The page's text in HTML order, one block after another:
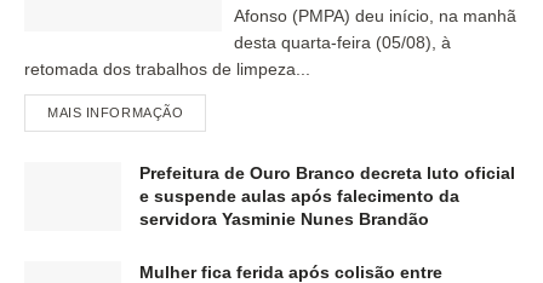
Afonso (PMPA) deu início, na manhã
desta quarta-feira (05/08), à
retomada dos trabalhos de limpeza...
MAIS INFORMAÇÃO
Prefeitura de Ouro Branco decreta luto oficial
e suspende aulas após falecimento da
servidora Yasminie Nunes Brandão
Mulher fica ferida após colisão entre